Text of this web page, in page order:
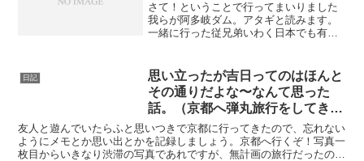
さて！ということで行ってまいりました
我らが阿多岐ダム。アタギと読みます。
一緒に行った従兄弟いわく日本でも有数
ね。釣り具屋さんへ本当に何年かぶりに
行ったのですが、めちゃくち...
日記
思い立ったが吉日ってのはほんと
その通りだよな〜なんて思った
話。（京都へ弾丸旅行をしてきま
した）
友人と遊んでいたらふと思いつきで京都に行ってきたので、忘れない
ようにメモとか思い出とかを記録しましょう。京都へ行くぞ！写真一
枚目からいきなり渋滞の写真であれですが、無計画の旅行だったので